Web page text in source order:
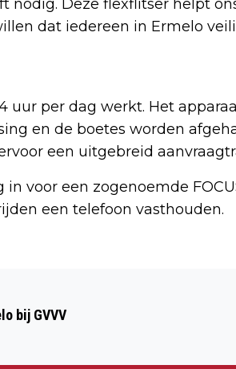
nodig. Deze flexflitser helpt
dat iedereen in Ermelo
uur per dag werkt. Het
en de boetes worden
een uitgebreid
voor een zogenoemde
een telefoon vasthouden.
DVS’33 ERMELO HOUDT
bij GVVV